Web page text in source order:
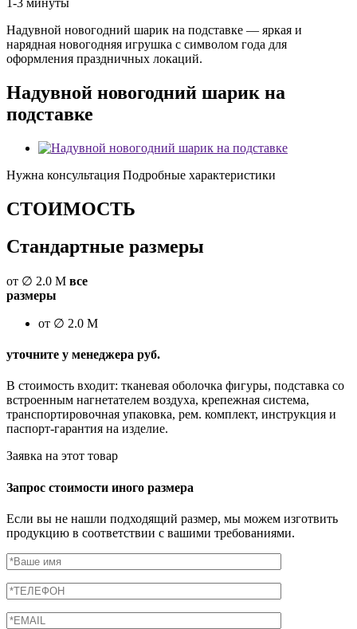
1-3 минуты
Надувной новогодний шарик на подставке — яркая и
нарядная новогодняя игрушка с символом года для
оформления праздничных локаций.
Надувной новогодний шарик на
подставке
Нужна консультация Подробные характеристики
СТОИМОСТЬ
Стандартные размеры
от ∅ 2.0 М все
размеры
от ∅ 2.0 М
уточните у менеджера руб.
В стоимость входит: тканевая оболочка фигуры, подставка со
встроенным нагнетателем воздуха, крепежная система,
транспортировочная упаковка, рем. комплект, инструкция и
паспорт-гарантия на изделие.
Заявка на этот товар
Запрос стоимости иного размера
Если вы не нашли подходящий размер, мы можем изготвить
продукцию в соответствии с вашими требованиями.